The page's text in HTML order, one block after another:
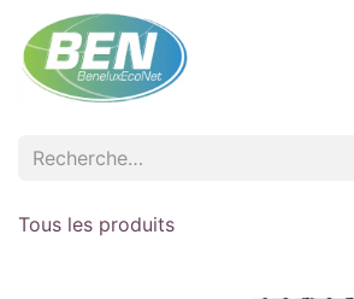
Se rendre au contenu
Tous les produits